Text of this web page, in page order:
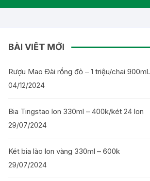
BÀI VIẾT MỚI
Rượu Mao Đài rồng đỏ – 1 triệu/chai 900ml.
04/12/2024
Bia Tingstao lon 330ml – 400k/két 24 lon
29/07/2024
Két bia lào lon vàng 330ml – 600k
29/07/2024